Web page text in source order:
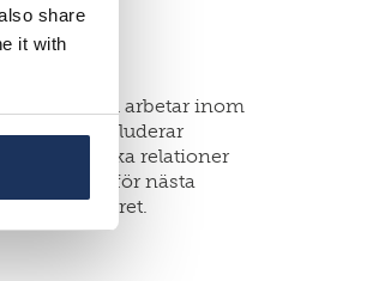
share
it with
andra som arbetar inom
Dessa inkluderar
etniska relationer
alltid temat för nästa
numret.